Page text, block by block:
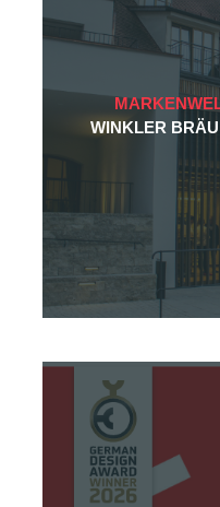
WINKLER